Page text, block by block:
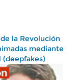
la Revolución
mediante